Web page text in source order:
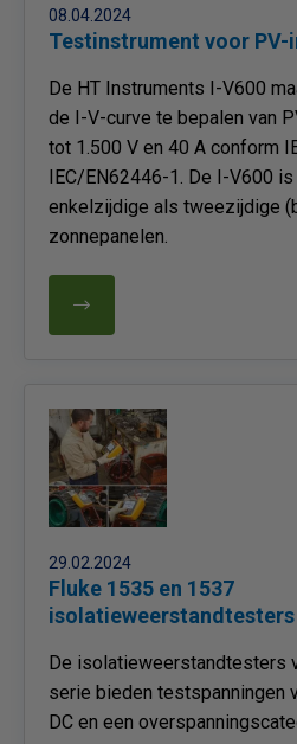
08.04.2024
Testinstrument voor
De HT Instruments I-V600
de I-V-curve te bepalen van
tot 1.500 V en 40 A conform
IEC/EN62446-1. De I-V600
enkelzijdige als tweezijdige
zonnepanelen.
29.02.2024
Fluke 1535 en 1537
isolatieweerstandtesters
De isolatieweerstandtesters
serie bieden testspanningen
DC en een